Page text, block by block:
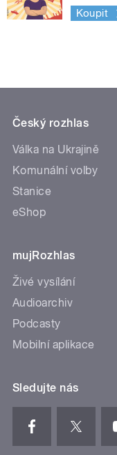
Koupit
Český rozhlas
Válka na Ukrajině
Komunální volby
Stanice
eShop
mujRozhlas
Živé vysílání
Audioarchiv
Podcasty
Mobilní aplikace
Sledujte nás